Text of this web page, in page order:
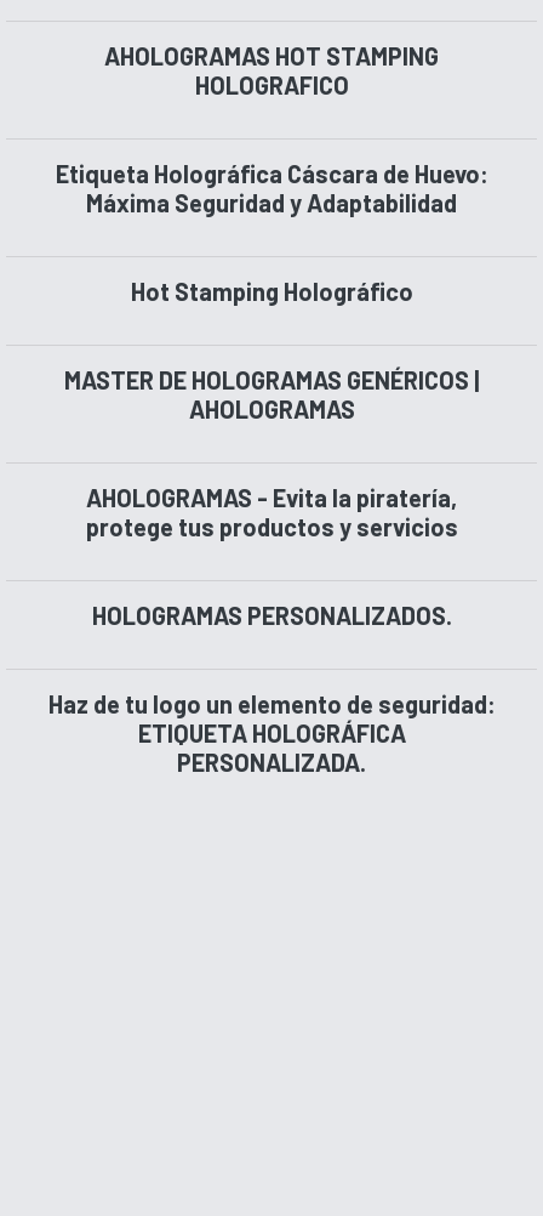
AHOLOGRAMAS HOT STAMPING
HOLOGRAFICO
Etiqueta Holográfica Cáscara de Huevo:
Máxima Seguridad y Adaptabilidad
Hot Stamping Holográfico
MASTER DE HOLOGRAMAS GENÉRICOS |
AHOLOGRAMAS
AHOLOGRAMAS - Evita la piratería,
protege tus productos y servicios
HOLOGRAMAS PERSONALIZADOS.
Haz de tu logo un elemento de seguridad:
ETIQUETA HOLOGRÁFICA
PERSONALIZADA.